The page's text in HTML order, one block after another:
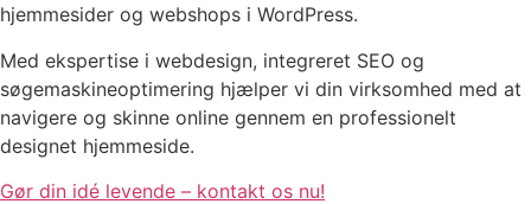
hjemmesider og webshops i WordPress.
Med ekspertise i webdesign, integreret SEO og
søgemaskineoptimering hjælper vi din virksomhed med at
navigere og skinne online gennem en professionelt
designet hjemmeside.
Gør din idé levende – kontakt os nu!